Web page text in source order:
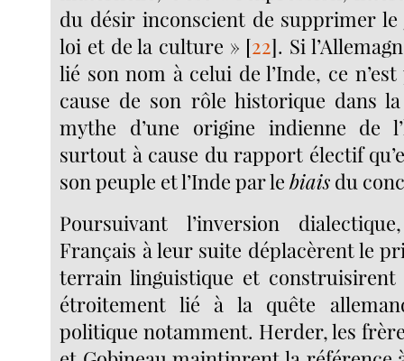
du désir inconscient de supprimer le
loi et de la culture » [22]. Si
lié son nom à celui de l’Inde, ce
cause de son rôle historique dans
mythe d’une origine indienne de
surtout à cause du rapport électif
son peuple et l’Inde par lebiais du
Poursuivant l’inversion
Français à leur suite déplacèrent le
terrain linguistique et construisirent
étroitement lié à la quête
politique notamment. Herder, les